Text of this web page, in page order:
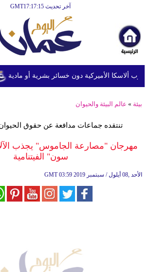
آخر تحديث GMT17:17:15
بيئة » عالم البيئة والحيوان
تنتقده جماعات مدافعة عن حقوق
مهرجان "مصارعة الجاموس" يجذب
سون" الفيتنامية
GMT 03:59 2019 الأحد ,08 أيلول / سبتمبر